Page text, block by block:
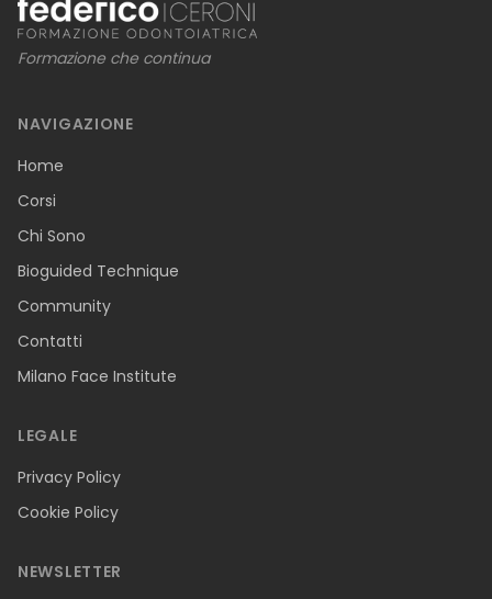
Formazione che continua
NAVIGAZIONE
Home
Corsi
Chi Sono
Bioguided Technique
Community
Contatti
Milano Face Institute
LEGALE
Privacy Policy
Cookie Policy
NEWSLETTER